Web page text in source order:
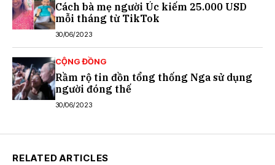
Cách bà mẹ người Úc kiếm 25.000 USD
mỗi tháng từ TikTok
30/06/2023
CỘNG ĐỒNG
Rầm rộ tin đồn tổng thống Nga sử dụng
người đóng thế
30/06/2023
RELATED ARTICLES